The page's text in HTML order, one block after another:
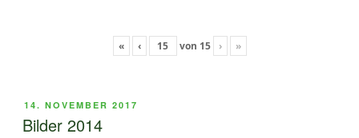
« ‹ von 15 › »
VERÖFFENTLICHT
AM
14. NOVEMBER 2017
Bilder 2014